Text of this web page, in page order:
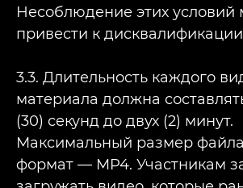
Несоблюдение этих условий
привести к
3.3. Длительность каждого
материала должна
(30) секунд до двух (2) минут.
Максимальный размер
формат — MP4. Участникам